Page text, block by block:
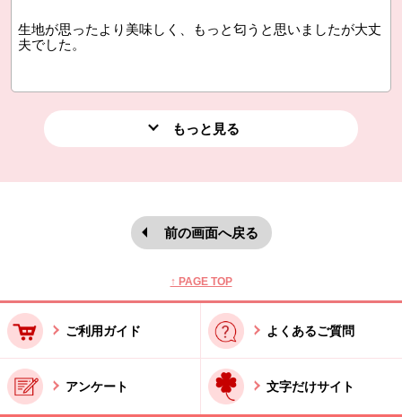
生地が思ったより美味しく、もっと匂うと思いましたが大丈
夫でした。
もっと見る
前の画面へ戻る
↑ PAGE TOP
ご利用ガイド よくあるご質問
アンケート 文字だけサイト